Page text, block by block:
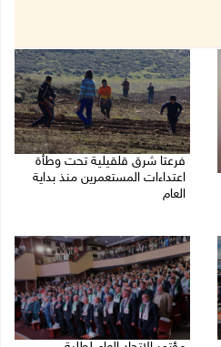
فرعتا شرق قلقيلية تحت وطأة
اعتداءات المستعمرين منذ بداية
العام